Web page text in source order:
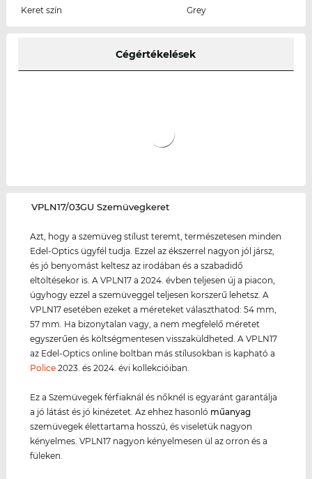
Keret szín
Grey
Cégértékelések
‌VPLN17/03GU Szemüvegkeret
Azt, hogy a szemüveg stílust teremt, természetesen minden
Edel-Optics ügyfél tudja. Ezzel az ékszerrel nagyon jól jársz,
és jó benyomást keltesz az irodában és a szabadidő
eltöltésekor is. A VPLN17 a 2024. évben teljesen új a piacon,
úgyhogy ezzel a szemüveggel teljesen korszerű lehetsz. A
VPLN17 esetében ezeket a méreteket választhatod: 54 mm,
57 mm. Ha bizonytalan vagy, a nem megfelelő méretet
egyszerűen és költségmentesen visszaküldheted. A VPLN17
az Edel-Optics online boltban más stílusokban is kapható a
Police 2023. és 2024. évi kollekcióiban.
Ez a Szemüvegek férfiaknál és nőknél is egyaránt garantálja
a jó látást és jó kinézetet. Az ehhez hasonló műanyag
szemüvegek élettartama hosszú, és viseletük nagyon
kényelmes. VPLN17 nagyon kényelmesen ül az orron és a
füleken.